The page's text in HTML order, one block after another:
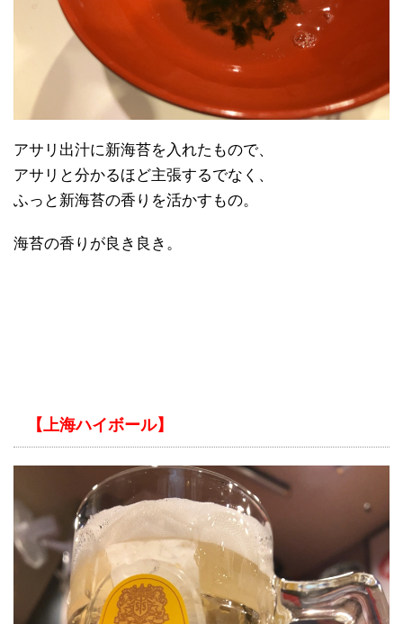
アサリ出汁に新海苔を入れたもので、
アサリと分かるほど主張するでなく、
ふっと新海苔の香りを活かすもの。
海苔の香りが良き良き。
【上海ハイボール】